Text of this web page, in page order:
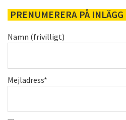
PRENUMERERA PÅ INLÄGG
Namn (frivilligt)
Mejladress*